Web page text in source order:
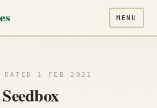
MENU
DATED 1 FEB 2021